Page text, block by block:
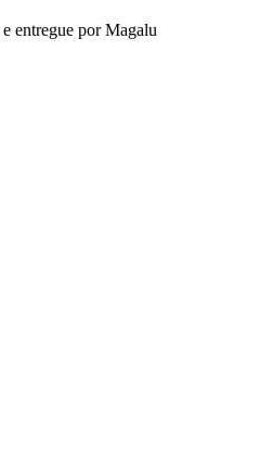
e entregue por Magalu